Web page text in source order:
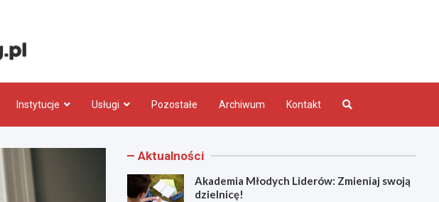
Instytucje Usługi Pozostałe Archiwum Kontakt
Aktualności
Akademia Młodych Liderów: Zmieniaj swoją
dzielnicę!